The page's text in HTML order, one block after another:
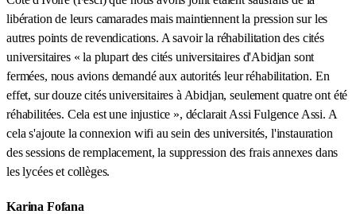
libération de leurs camarades mais maintiennent la pression sur les
autres points de revendications. A savoir la réhabilitation des cités
universitaires « la plupart des cités universitaires d'Abidjan sont
fermées, nous avions demandé aux autorités leur réhabilitation. En
effet, sur douze cités universitaires à Abidjan, seulement quatre ont été
réhabilitées. Cela est une injustice », déclarait Assi Fulgence Assi. A
cela s'ajoute la connexion wifi au sein des universités, l'instauration
des sessions de remplacement, la suppression des frais annexes dans
les lycées et collèges.
Karina Fofana